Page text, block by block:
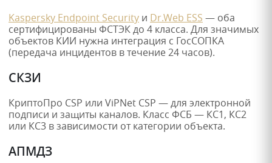
Kaspersky Endpoint Security и Dr.Web ESS — оба
сертифицированы ФСТЭК до 4 класса. Для значимых
объектов КИИ нужна интеграция с ГосСОПКА
(передача инцидентов в течение 24 часов).
СКЗИ
КриптоПро CSP или ViPNet CSP — для электронной
подписи и защиты каналов. Класс ФСБ — КС1, КС2
или КС3 в зависимости от категории объекта.
АПМДЗ